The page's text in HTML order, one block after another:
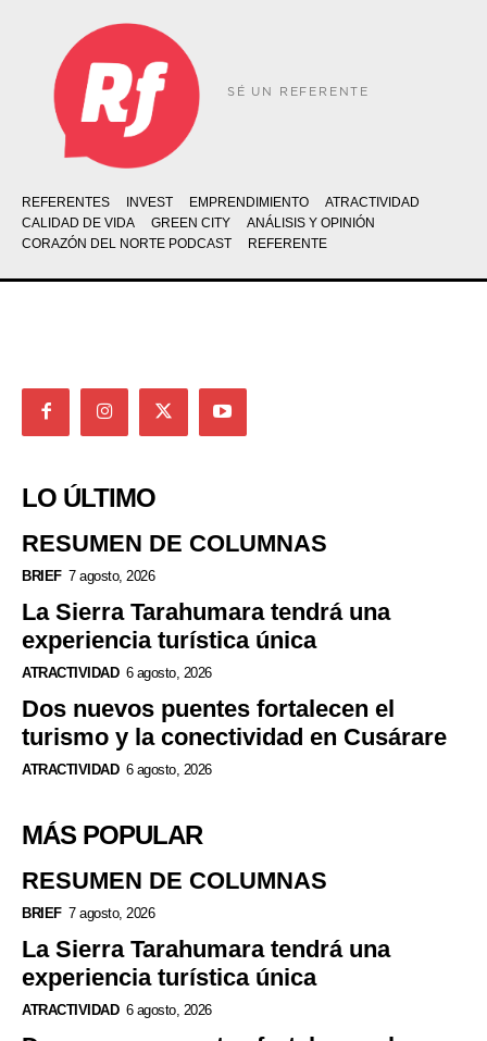
SÉ UN REFERENTE
REFERENTES INVEST EMPRENDIMIENTO
ATRACTIVIDAD
CALIDAD DE VIDA
GREEN CITY
ANÁLISIS Y OPINIÓN
CORAZÓN DEL NORTE PODCAST
REFERENTE
LO ÚLTIMO
RESUMEN DE COLUMNAS
BRIEF 7 agosto, 2026
La Sierra Tarahumara tendrá una
experiencia turística única
ATRACTIVIDAD 6 agosto, 2026
Dos nuevos puentes fortalecen el
turismo y la conectividad en Cusárare
ATRACTIVIDAD 6 agosto, 2026
MÁS POPULAR
RESUMEN DE COLUMNAS
BRIEF 7 agosto, 2026
La Sierra Tarahumara tendrá una
experiencia turística única
ATRACTIVIDAD 6 agosto, 2026